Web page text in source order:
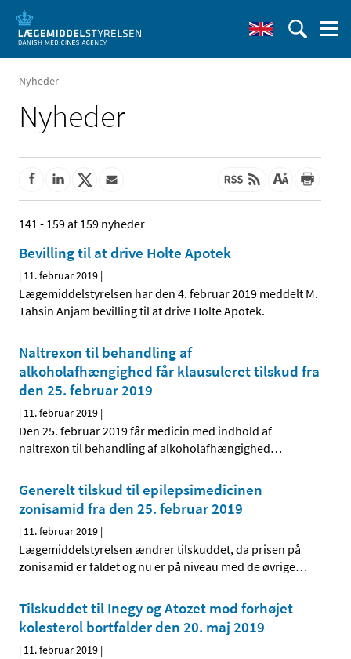
Nyheder
Nyheder
141 - 159 af 159 nyheder
Bevilling til at drive Holte Apotek
| 11. februar 2019 |
Lægemiddelstyrelsen har den 4. februar 2019 meddelt M.
Tahsin Anjam bevilling til at drive Holte Apotek.
Naltrexon til behandling af
alkoholafhængighed får klausuleret tilskud fra
den 25. februar 2019
| 11. februar 2019 |
Den 25. februar 2019 får medicin med indhold af
naltrexon til behandling af alkoholafhængighed…
Generelt tilskud til epilepsimedicinen
zonisamid fra den 25. februar 2019
| 11. februar 2019 |
Lægemiddelstyrelsen ændrer tilskuddet, da prisen på
zonisamid er faldet og nu er på niveau med de øvrige…
Tilskuddet til Inegy og Atozet mod forhøjet
kolesterol bortfalder den 20. maj 2019
| 11. februar 2019 |